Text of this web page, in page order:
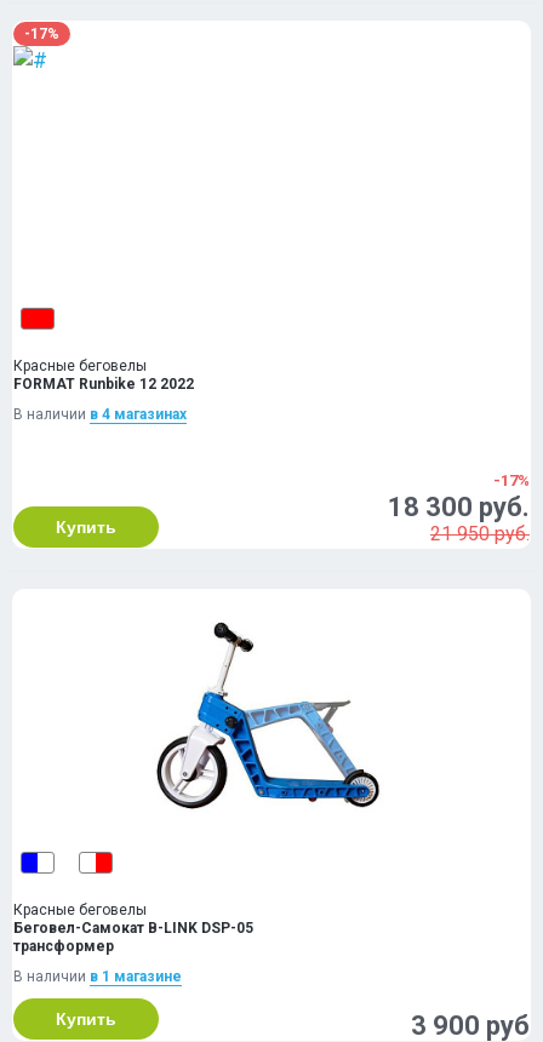
-17%
Красные беговелы
FORMAT Runbike 12 2022
В наличии в 4 магазинах
Купить
-17%
18 300 руб.
21 950 руб.
Красные беговелы
Беговел-Самокат B-LINK DSP-05
трансформер
В наличии в 1 магазинe
Купить 3 900 руб